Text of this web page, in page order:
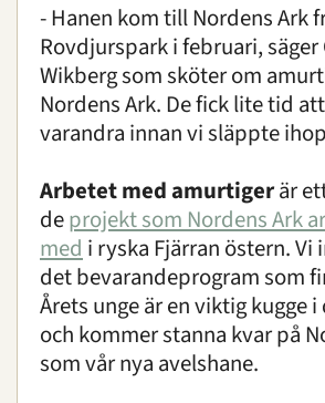
- Hanen kom till Nordens Ark
Rovdjurspark i februari, säger
Wikberg som sköter om
Nordens Ark. De fick lite tid
varandra innan vi släppte
Arbetet med amurtigerär
deprojekt som Nordens Ark
med i ryska Fjärran östern. Vi
det bevarandeprogram som
Årets unge är en viktig kugge
och kommer stanna kvar på
som vår nya avelshane.